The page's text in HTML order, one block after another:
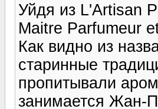
Уйдя из L'Artisan
Maitre Parfumeur
Как видно из
старинные
пропитывали
занимается Жан-